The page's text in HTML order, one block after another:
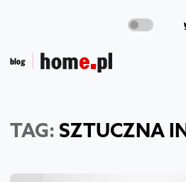
TAG: SZTUCZNA